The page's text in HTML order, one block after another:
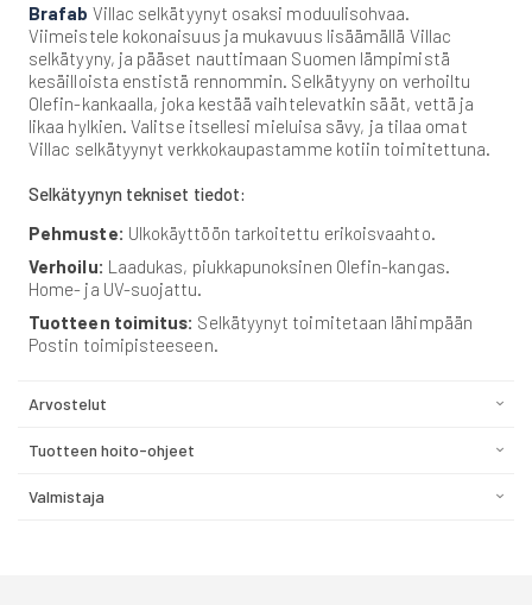
Brafab Villac selkätyynyt osaksi moduulisohvaa.
Viimeistele kokonaisuus ja mukavuus lisäämällä Villac
selkätyyny, ja pääset nauttimaan Suomen lämpimistä
kesäilloista enstistä rennommin. Selkätyyny on verhoiltu
Olefin-kankaalla, joka kestää vaihtelevatkin säät, vettä ja
likaa hylkien. Valitse itsellesi mieluisa sävy, ja tilaa omat
Villac selkätyynyt verkkokaupastamme kotiin toimitettuna.
Selkätyynyn tekniset tiedot:
Pehmuste: Ulkokäyttöön tarkoitettu erikoisvaahto.
Verhoilu: Laadukas, piukkapunoksinen Olefin-kangas.
Home- ja UV-suojattu.
Tuotteen toimitus: Selkätyynyt toimitetaan lähimpään
Postin toimipisteeseen.
Arvostelut
Tuotteen hoito-ohjeet
Valmistaja